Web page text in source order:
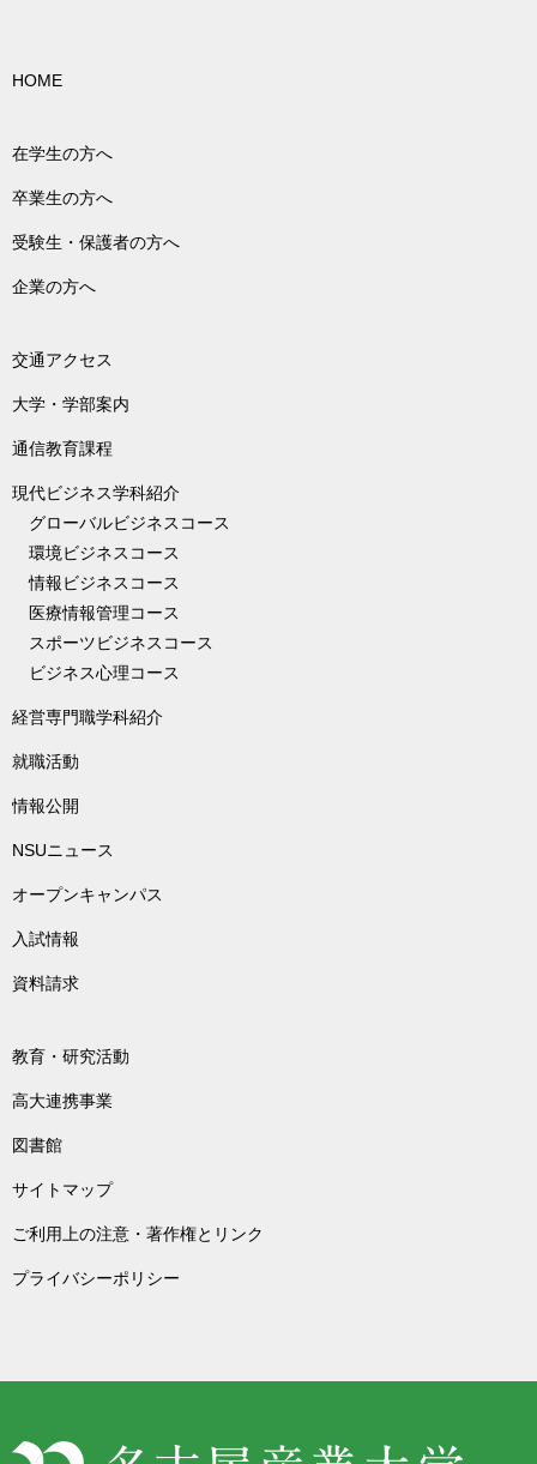
HOME
在学生の方へ
卒業生の方へ
受験生・保護者の方へ
企業の方へ
交通アクセス
大学・学部案内
通信教育課程
現代ビジネス学科紹介
グローバルビジネスコース
環境ビジネスコース
情報ビジネスコース
医療情報管理コース
スポーツビジネスコース
ビジネス心理コース
経営専門職学科紹介
就職活動
情報公開
NSUニュース
オープンキャンパス
入試情報
資料請求
教育・研究活動
高大連携事業
図書館
サイトマップ
ご利用上の注意・著作権とリンク
プライバシーポリシー